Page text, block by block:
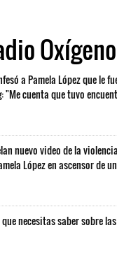
Oxígeno
a Pamela López que le
"Me cuenta que tuvo
nuevo video de la
López en ascensor de un
necesitas saber sobre las